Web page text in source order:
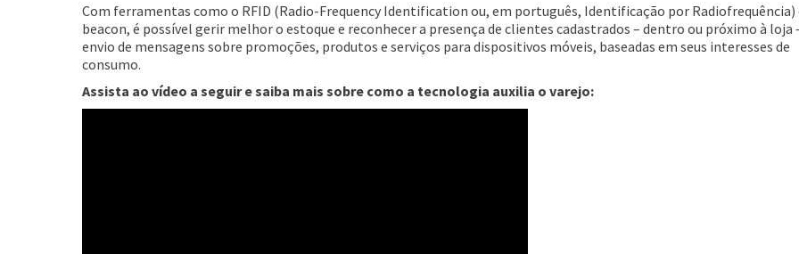
Com ferramentas como o RFID (Radio-Frequency Identification ou, em português, Identificação por Radiofrequência)
beacon, é possível gerir melhor o estoque e reconhecer a presença de clientes cadastrados – dentro ou próximo à loja
envio de mensagens sobre promoções, produtos e serviços para dispositivos móveis, baseadas em seus interesses de
consumo.
Assista ao vídeo a seguir e saiba mais sobre como a tecnologia auxilia o varejo: